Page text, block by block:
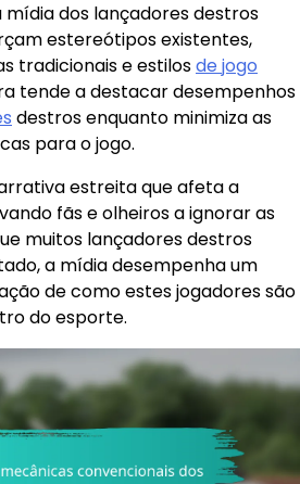
dos lançadores destros
estereótipos existentes,
tradicionais e estilosde jogo
tende a destacar desempenhos
destros enquanto minimiza as
para o jogo.
estreita que afeta a
fãs e olheiros a ignorar as
muitos lançadores destros
a mídia desempenha um
de como estes jogadores são
do esporte.